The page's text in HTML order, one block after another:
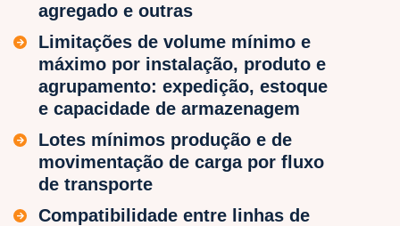
agregado e outras
Limitações de volume mínimo e
máximo por instalação, produto e
agrupamento: expedição, estoque
e capacidade de armazenagem
Lotes mínimos produção e de
movimentação de carga por fluxo
de transporte
Compatibilidade entre linhas de